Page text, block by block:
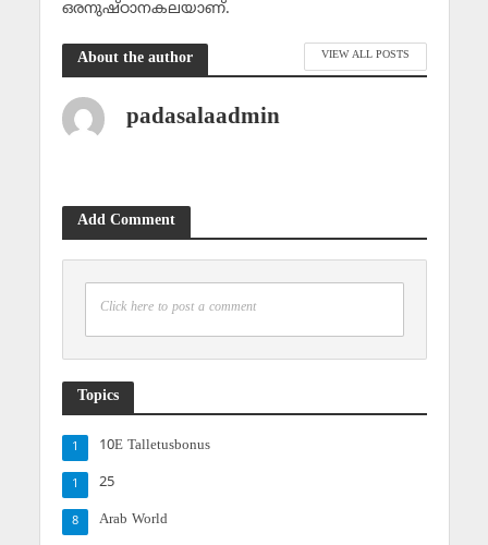
ഒരനുഷ്ഠാനകലയാണ്.
About the author VIEW ALL POSTS
padasalaadmin
Add Comment
Click here to post a comment
Topics
10E Talletusbonus
1
25
1
Arab World
8